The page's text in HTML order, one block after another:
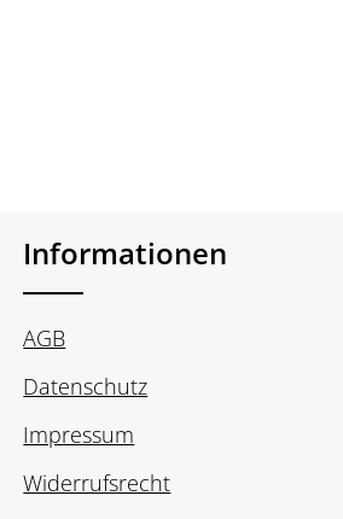
Informationen
AGB
Datenschutz
Impressum
Widerrufsrecht